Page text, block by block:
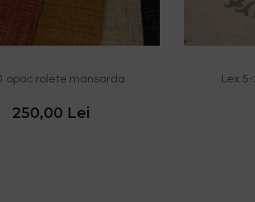
opac rolete mansarda
250,00 Lei
Lex